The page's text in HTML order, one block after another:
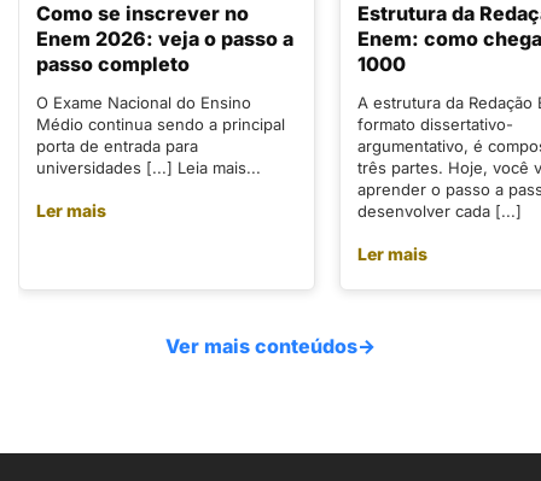
Como se inscrever no
Enem 2026: veja o passo a
passo completo
O Exame Nacional do Ensino
Médio continua sendo a principal
porta de entrada para
universidades [...] Leia mais...
Ler mais
Estrutura da
Enem: como
1000
A estrutura da Redação
formato dissertativo-
argumentativo, é
três partes. Hoje, você
aprender o passo a
desenvolver cada [...]
Ler mais
Ver mais conteúdos→